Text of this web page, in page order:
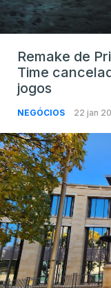
Remake de
Time
jogos
NEGÓCIOS 22 jan